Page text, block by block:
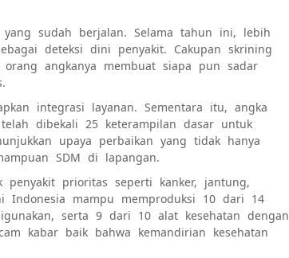
yang sudah berjalan. Selama tahun ini, lebih
deteksi dini penyakit. Cakupan skrining
angkanya membuat siapa pun sadar
integrasi layanan. Sementara itu, angka
dibekali 25 keterampilan dasar untuk
upaya perbaikan yang tidak hanya
SDM di lapangan.
prioritas seperti kanker, jantung,
Indonesia mampu memproduksi 10 dari 14
serta 9 dari 10 alat kesehatan dengan
kabar baik bahwa kemandirian kesehatan